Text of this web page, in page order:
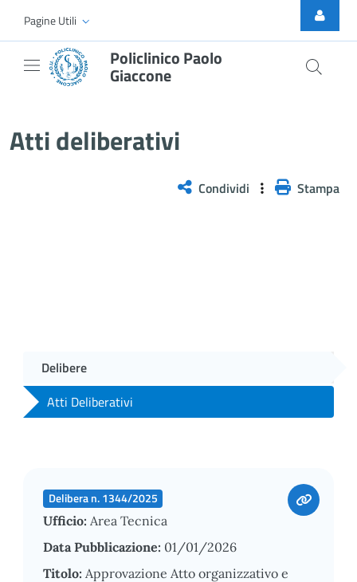
Skip to Main Content
Pagine Utili
Policlinico Paolo
Giaccone
Atti deliberativi
Condividi Stampa
Delibere
Atti Deliberativi
Delibera n. 1344/2025
Ufficio: Area Tecnica
Data Pubblicazione: 01/01/2026
Titolo: Approvazione Atto organizzativo e